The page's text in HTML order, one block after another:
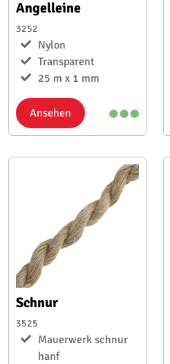
Angelleine
3252
Nylon
Transparent
25 m x 1 mm
Ansehen
Schnur
3525
Mauerwerk schnur
hanf